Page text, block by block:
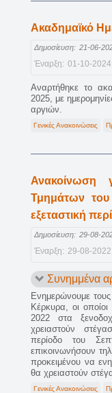
Ακαδημαϊκό
Δημοσίευση: 21-06-
Έναρξη: 01-10-2024
Αναρτήθηκε το
2025, με
αργιών.
Γενικές Ανακοινώσεις
Ανακοίνωση
Τμημάτων
εξεταστική
Δημοσίευση: 29-08-
Έναρξη: 29-08-2022
Συνημμένα
Ενημερώνουμε τους
Κέρκυρα, οι
2022 στα
χρειαστούν
περίοδο του
επικοινωνήσουν
προκειμένου να
θα χρειαστούν
Γενικές Ανακοινώσεις